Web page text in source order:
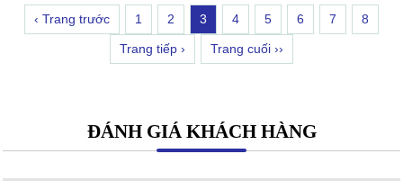
‹ Trang trước 1 2 3 4 5 6 7 8
Trang tiếp › Trang cuối ››
ĐÁNH GIÁ KHÁCH HÀNG